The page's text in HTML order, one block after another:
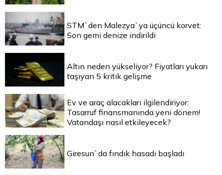
STM`den Malezya`ya üçüncü korvet:
Son gemi denize indirildi
Altın neden yükseliyor? Fiyatları yukarı
taşıyan 5 kritik gelişme
Ev ve araç alacakları ilgilendiriyor:
Tasarruf finansmanında yeni dönem!
Vatandaşı nasıl etkileyecek?
Giresun`da fındık hasadı başladı